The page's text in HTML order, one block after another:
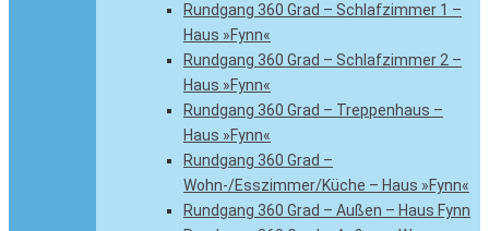
Rundgang 360 Grad – Schlafzimmer 1 –
Haus »Fynn«
Rundgang 360 Grad – Schlafzimmer 2 –
Haus »Fynn«
Rundgang 360 Grad – Treppenhaus –
Haus »Fynn«
Rundgang 360 Grad –
Wohn-/Esszimmer/Küche – Haus »Fynn«
Rundgang 360 Grad – Außen – Haus Fynn